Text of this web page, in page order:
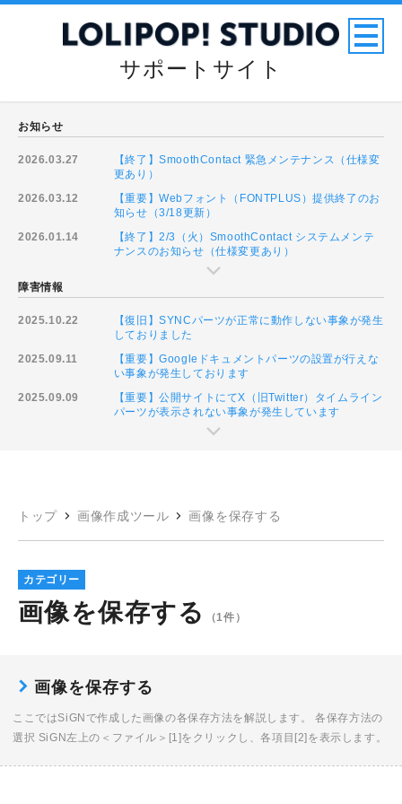
サポートサイト
お知らせ
2026.03.27
【終了】SmoothContact 緊急メンテナンス（仕様変
更あり）
2026.03.12
【重要】Webフォント（FONTPLUS）提供終了のお
知らせ（3/18更新）
2026.01.14
【終了】2/3（火）SmoothContact システムメンテ
ナンスのお知らせ（仕様変更あり）
障害情報
2025.10.22
【復旧】SYNCパーツが正常に動作しない事象が発生
しておりました
2025.09.11
【重要】Googleドキュメントパーツの設置が行えな
い事象が発生しております
2025.09.09
【重要】公開サイトにてX（旧Twitter）タイムライン
パーツが表示されない事象が発生しています
トップ 画像作成ツール 画像を保存する
カテゴリー
画像を保存する （1件）
画像を保存する
ここではSiGNで作成した画像の各保存方法を解説します。 各保存方法の
選択 SiGN左上の＜ファイル＞[1]をクリックし、各項目[2]を表示します。